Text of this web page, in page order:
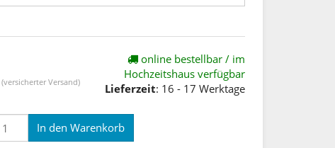
(versicherter Versand)
online bestellbar / im
Hochzeitshaus verfügbar
Lieferzeit: 16 - 17 Werktage
In den Warenkorb